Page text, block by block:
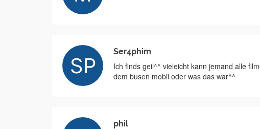
Ser4phim
Ich finds geil^^ vieleicht kann jemand alle
dem busen mobil oder was das war^^
phil